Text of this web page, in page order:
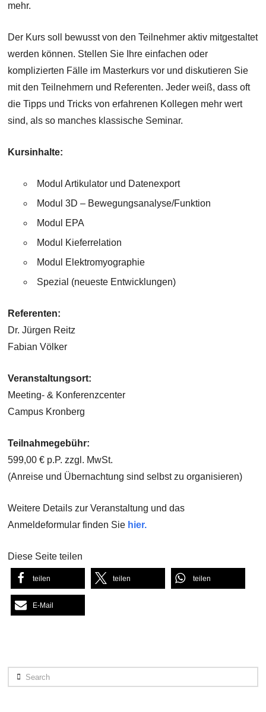
mehr.
Der Kurs soll bewusst von den Teilnehmer aktiv mitgestaltet
werden können. Stellen Sie Ihre einfachen oder
komplizierten Fälle im Masterkurs vor und diskutieren Sie
mit den Teilnehmern und Referenten. Jeder weiß, dass oft
die Tipps und Tricks von erfahrenen Kollegen mehr wert
sind, als so manches klassische Seminar.
Kursinhalte:
Modul Artikulator und Datenexport
Modul 3D – Bewegungsanalyse/Funktion
Modul EPA
Modul Kieferrelation
Modul Elektromyographie
Spezial (neueste Entwicklungen)
Referenten:
Dr. Jürgen Reitz
Fabian Völker
Veranstaltungsort:
Meeting- & Konferenzcenter
Campus Kronberg
Teilnahmegebühr:
599,00 € p.P. zzgl. MwSt.
(Anreise und Übernachtung sind selbst zu organisieren)
Weitere Details zur Veranstaltung und das
Anmeldeformular finden Sie hier.
Diese Seite teilen
teilen teilen teilen
E-Mail
Search